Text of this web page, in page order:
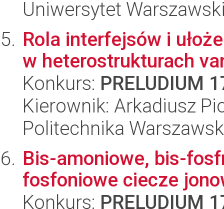
Uniwersytet
Rola interfejsów i
w heterostrukturach
Konkurs: PRELUDIUM
Kierownik: Arkadiusz
Politechnika
Bis-amoniowe, bis-
fosfoniowe ciecze
Konkurs: PRELUDIUM